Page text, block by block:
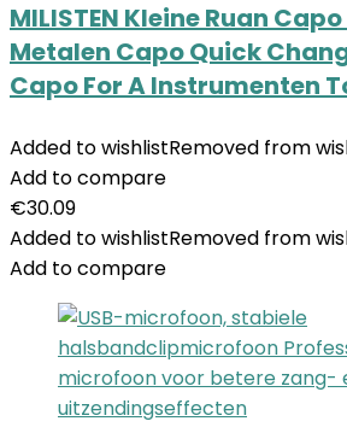
MILISTEN Kleine Ruan
Metalen Capo Quick
Capo For A Instrumenten
Added to wishlistRemoved from
Add to compare
€30.09
Added to wishlistRemoved from
Add to compare